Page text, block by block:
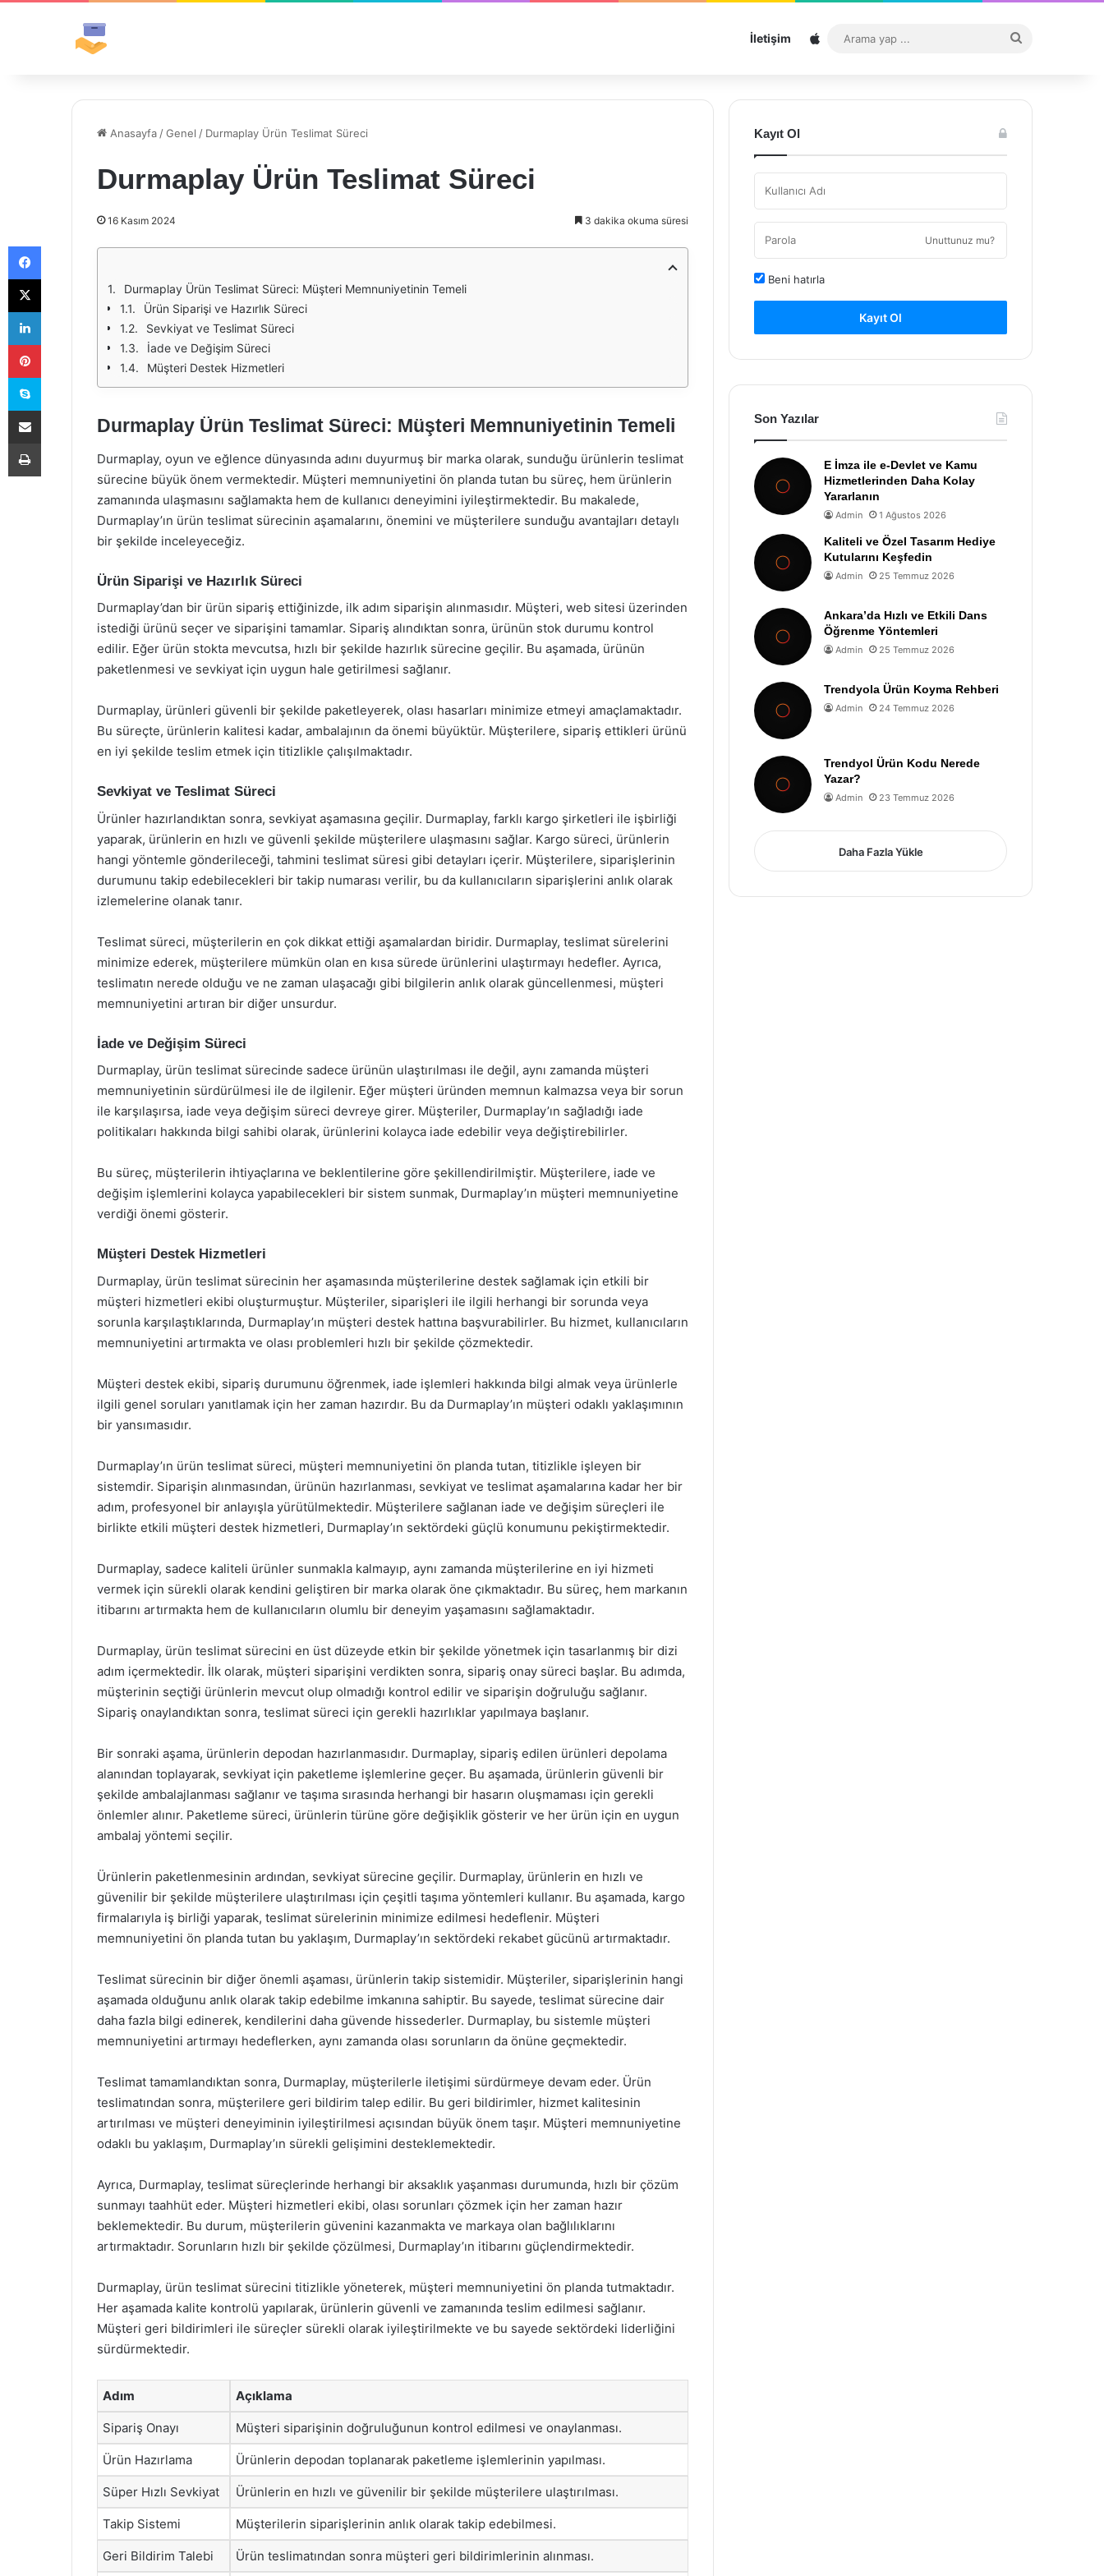
İletişim Sitemap
...
Anasayfa /Genel / Durmaplay Ürün Teslimat Süreci
Durmaplay Ürün Teslimat Süreci
16 Kasım 2024 3 dakika okuma süresi
Durmaplay Ürün Teslimat Süreci: Müşteri Memnuniyetinin Temeli
Ürün Siparişi ve Hazırlık Süreci
Sevkiyat ve Teslimat Süreci
İade ve Değişim Süreci
Müşteri Destek Hizmetleri
Durmaplay Ürün Teslimat Süreci: Müşteri Memnuniyetinin Temeli
Durmaplay, oyun ve eğlence dünyasında adını duyurmuş bir marka olarak, sunduğu ürünlerin teslimat
sürecine büyük önem vermektedir. Müşteri memnuniyetini ön planda tutan bu süreç, hem ürünlerin
zamanında ulaşmasını sağlamakta hem de kullanıcı deneyimini iyileştirmektedir. Bu makalede,
Durmaplay’ın ürün teslimat sürecinin aşamalarını, önemini ve müşterilere sunduğu avantajları detaylı
bir şekilde inceleyeceğiz.
Ürün Siparişi ve Hazırlık Süreci
Durmaplay’dan bir ürün sipariş ettiğinizde, ilk adım siparişin alınmasıdır. Müşteri, web sitesi üzerinden
istediği ürünü seçer ve siparişini tamamlar. Sipariş alındıktan sonra, ürünün stok durumu kontrol
edilir. Eğer ürün stokta mevcutsa, hızlı bir şekilde hazırlık sürecine geçilir. Bu aşamada, ürünün
paketlenmesi ve sevkiyat için uygun hale getirilmesi sağlanır.
Durmaplay, ürünleri güvenli bir şekilde paketleyerek, olası hasarları minimize etmeyi amaçlamaktadır.
Bu süreçte, ürünlerin kalitesi kadar, ambalajının da önemi büyüktür. Müşterilere, sipariş ettikleri ürünü
en iyi şekilde teslim etmek için titizlikle çalışılmaktadır.
Sevkiyat ve Teslimat Süreci
Ürünler hazırlandıktan sonra, sevkiyat aşamasına geçilir. Durmaplay, farklı kargo şirketleri ile işbirliği
yaparak, ürünlerin en hızlı ve güvenli şekilde müşterilere ulaşmasını sağlar. Kargo süreci, ürünlerin
hangi yöntemle gönderileceği, tahmini teslimat süresi gibi detayları içerir. Müşterilere, siparişlerinin
durumunu takip edebilecekleri bir takip numarası verilir, bu da kullanıcıların siparişlerini anlık olarak
izlemelerine olanak tanır.
Teslimat süreci, müşterilerin en çok dikkat ettiği aşamalardan biridir. Durmaplay, teslimat sürelerini
minimize ederek, müşterilere mümkün olan en kısa sürede ürünlerini ulaştırmayı hedefler. Ayrıca,
teslimatın nerede olduğu ve ne zaman ulaşacağı gibi bilgilerin anlık olarak güncellenmesi, müşteri
memnuniyetini artıran bir diğer unsurdur.
İade ve Değişim Süreci
Durmaplay, ürün teslimat sürecinde sadece ürünün ulaştırılması ile değil, aynı zamanda müşteri
memnuniyetinin sürdürülmesi ile de ilgilenir. Eğer müşteri üründen memnun kalmazsa veya bir sorun
ile karşılaşırsa, iade veya değişim süreci devreye girer. Müşteriler, Durmaplay’ın sağladığı iade
politikaları hakkında bilgi sahibi olarak, ürünlerini kolayca iade edebilir veya değiştirebilirler.
Bu süreç, müşterilerin ihtiyaçlarına ve beklentilerine göre şekillendirilmiştir. Müşterilere, iade ve
değişim işlemlerini kolayca yapabilecekleri bir sistem sunmak, Durmaplay’ın müşteri memnuniyetine
verdiği önemi gösterir.
Müşteri Destek Hizmetleri
Durmaplay, ürün teslimat sürecinin her aşamasında müşterilerine destek sağlamak için etkili bir
müşteri hizmetleri ekibi oluşturmuştur. Müşteriler, siparişleri ile ilgili herhangi bir sorunda veya
sorunla karşılaştıklarında, Durmaplay’ın müşteri destek hattına başvurabilirler. Bu hizmet, kullanıcıların
memnuniyetini artırmakta ve olası problemleri hızlı bir şekilde çözmektedir.
Müşteri destek ekibi, sipariş durumunu öğrenmek, iade işlemleri hakkında bilgi almak veya ürünlerle
ilgili genel soruları yanıtlamak için her zaman hazırdır. Bu da Durmaplay’ın müşteri odaklı yaklaşımının
bir yansımasıdır.
Durmaplay’ın ürün teslimat süreci, müşteri memnuniyetini ön planda tutan, titizlikle işleyen bir
sistemdir. Siparişin alınmasından, ürünün hazırlanması, sevkiyat ve teslimat aşamalarına kadar her bir
adım, profesyonel bir anlayışla yürütülmektedir. Müşterilere sağlanan iade ve değişim süreçleri ile
birlikte etkili müşteri destek hizmetleri, Durmaplay’ın sektördeki güçlü konumunu pekiştirmektedir.
Durmaplay, sadece kaliteli ürünler sunmakla kalmayıp, aynı zamanda müşterilerine en iyi hizmeti
vermek için sürekli olarak kendini geliştiren bir marka olarak öne çıkmaktadır. Bu süreç, hem markanın
itibarını artırmakta hem de kullanıcıların olumlu bir deneyim yaşamasını sağlamaktadır.
Durmaplay, ürün teslimat sürecini en üst düzeyde etkin bir şekilde yönetmek için tasarlanmış bir dizi
adım içermektedir. İlk olarak, müşteri siparişini verdikten sonra, sipariş onay süreci başlar. Bu adımda,
müşterinin seçtiği ürünlerin mevcut olup olmadığı kontrol edilir ve siparişin doğruluğu sağlanır.
Sipariş onaylandıktan sonra, teslimat süreci için gerekli hazırlıklar yapılmaya başlanır.
Bir sonraki aşama, ürünlerin depodan hazırlanmasıdır. Durmaplay, sipariş edilen ürünleri depolama
alanından toplayarak, sevkiyat için paketleme işlemlerine geçer. Bu aşamada, ürünlerin güvenli bir
şekilde ambalajlanması sağlanır ve taşıma sırasında herhangi bir hasarın oluşmaması için gerekli
önlemler alınır. Paketleme süreci, ürünlerin türüne göre değişiklik gösterir ve her ürün için en uygun
ambalaj yöntemi seçilir.
Ürünlerin paketlenmesinin ardından, sevkiyat sürecine geçilir. Durmaplay, ürünlerin en hızlı ve
güvenilir bir şekilde müşterilere ulaştırılması için çeşitli taşıma yöntemleri kullanır. Bu aşamada, kargo
firmalarıyla iş birliği yaparak, teslimat sürelerinin minimize edilmesi hedeflenir. Müşteri
memnuniyetini ön planda tutan bu yaklaşım, Durmaplay’ın sektördeki rekabet gücünü artırmaktadır.
Teslimat sürecinin bir diğer önemli aşaması, ürünlerin takip sistemidir. Müşteriler, siparişlerinin hangi
aşamada olduğunu anlık olarak takip edebilme imkanına sahiptir. Bu sayede, teslimat sürecine dair
daha fazla bilgi edinerek, kendilerini daha güvende hissederler. Durmaplay, bu sistemle müşteri
memnuniyetini artırmayı hedeflerken, aynı zamanda olası sorunların da önüne geçmektedir.
Teslimat tamamlandıktan sonra, Durmaplay, müşterilerle iletişimi sürdürmeye devam eder. Ürün
teslimatından sonra, müşterilere geri bildirim talep edilir. Bu geri bildirimler, hizmet kalitesinin
artırılması ve müşteri deneyiminin iyileştirilmesi açısından büyük önem taşır. Müşteri memnuniyetine
odaklı bu yaklaşım, Durmaplay’ın sürekli gelişimini desteklemektedir.
Ayrıca, Durmaplay, teslimat süreçlerinde herhangi bir aksaklık yaşanması durumunda, hızlı bir çözüm
sunmayı taahhüt eder. Müşteri hizmetleri ekibi, olası sorunları çözmek için her zaman hazır
beklemektedir. Bu durum, müşterilerin güvenini kazanmakta ve markaya olan bağlılıklarını
artırmaktadır. Sorunların hızlı bir şekilde çözülmesi, Durmaplay’ın itibarını güçlendirmektedir.
Durmaplay, ürün teslimat sürecini titizlikle yöneterek, müşteri memnuniyetini ön planda tutmaktadır.
Her aşamada kalite kontrolü yapılarak, ürünlerin güvenli ve zamanında teslim edilmesi sağlanır.
Müşteri geri bildirimleri ile süreçler sürekli olarak iyileştirilmekte ve bu sayede sektördeki liderliğini
sürdürmektedir.
Adım Açıklama
Sipariş Onayı Müşteri siparişinin doğruluğunun kontrol edilmesi ve onaylanması.
Ürün Hazırlama Ürünlerin depodan toplanarak paketleme işlemlerinin yapılması.
Süper Hızlı Sevkiyat Ürünlerin en hızlı ve güvenilir bir şekilde müşterilere ulaştırılması.
Takip Sistemi Müşterilerin siparişlerinin anlık olarak takip edebilmesi.
Geri Bildirim Talebi Ürün teslimatından sonra müşteri geri bildirimlerinin alınması.
Kayıt Ol
Unuttunuz mu?
Beni hatırla
Kayıt Ol
Son Yazılar
E İmza ile e-Devlet ve Kamu
Hizmetlerinden Daha Kolay
Yararlanın
Admin 1 Ağustos 2026
Kaliteli ve Özel Tasarım Hediye
Kutularını Keşfedin
Admin 25 Temmuz 2026
Ankara’da Hızlı ve Etkili Dans
Öğrenme Yöntemleri
Admin 25 Temmuz 2026
Trendyola Ürün Koyma Rehberi
Admin 24 Temmuz 2026
Trendyol Ürün Kodu Nerede
Yazar?
Admin 23 Temmuz 2026
Daha Fazla Yükle
Facebook
X
LinkedIn
Pinterest
Skype
E-Posta ile paylaş